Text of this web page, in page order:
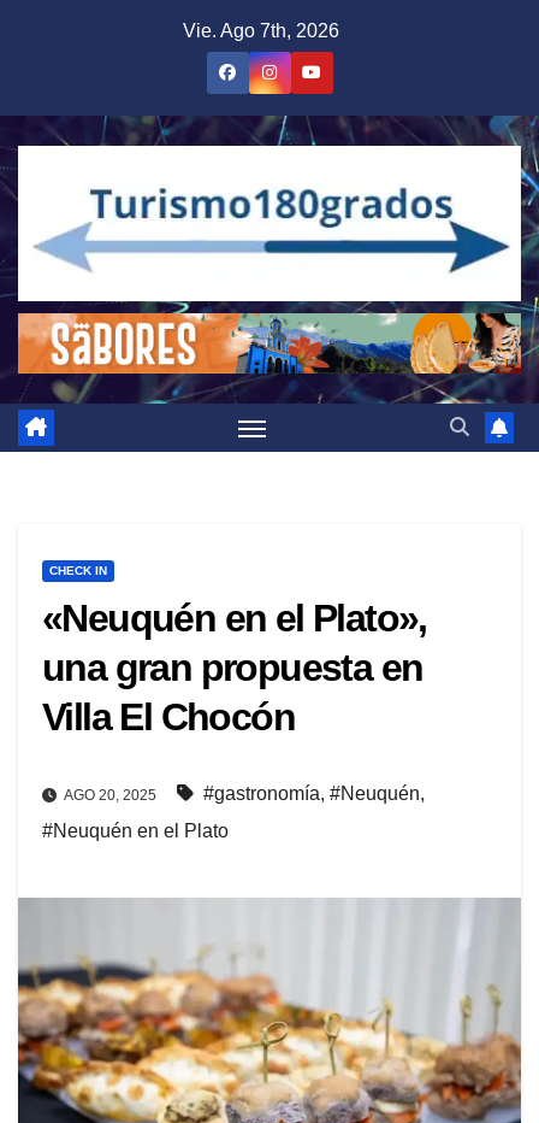
Vie. Ago 7th, 2026
CHECK IN
«Neuquén en el Plato»,
una gran propuesta en
Villa El Chocón
AGO 20, 2025 #gastronomía, #Neuquén,
#Neuquén en el Plato